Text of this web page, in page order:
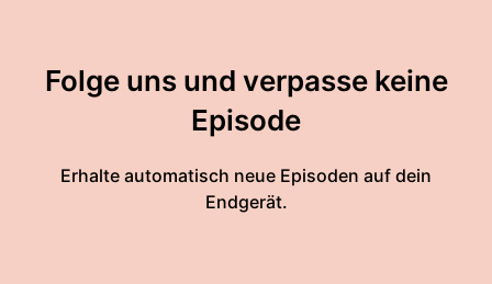
Folge uns und verpasse keine
Episode
Erhalte automatisch neue Episoden auf dein
Endgerät.